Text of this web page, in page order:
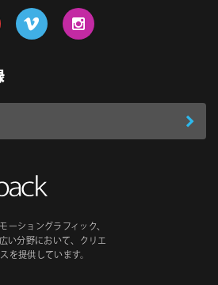
登
ーショングラフィック、
い分野において、クリエ
を提供しています。